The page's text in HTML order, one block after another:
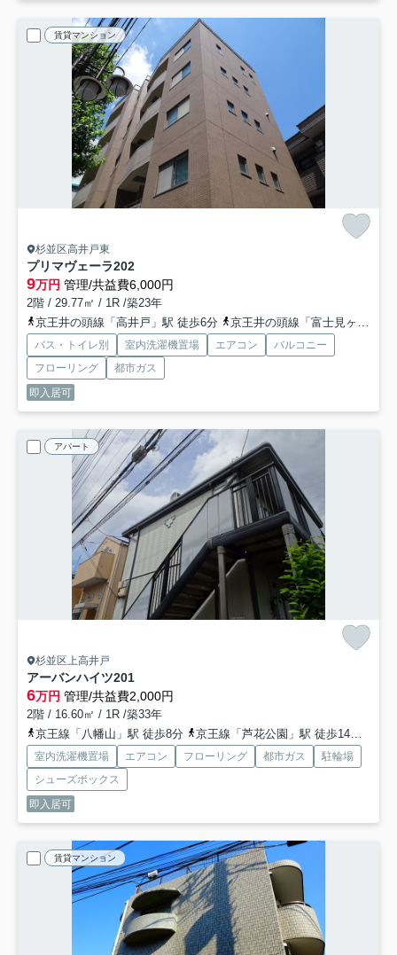
賃貸マンション
杉並区高井戸東
プリマヴェーラ202
9万円 管理/共益費6,000円
2階 / 29.77㎡ / 1R /築23年
京王井の頭線「高井戸」駅 徒歩6分
京王井の頭線「富士見ヶ丘」駅 徒歩15分
バス・トイレ別 室内洗濯機置場 エアコン
バルコニー
フローリング
都市ガス
即入居可
アパート
杉並区上高井戸
アーバンハイツ201
6万円 管理/共益費2,000円
2階 / 16.60㎡ / 1R /築33年
京王線「八幡山」駅 徒歩8分
京王線「芦花公園」駅 徒歩14分
室内洗濯機置場 エアコン フローリング 都市ガス
駐輪場
シューズボックス
即入居可
賃貸マンション